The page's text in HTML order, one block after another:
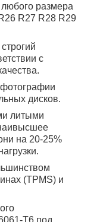
размера
R27 R28 R29
с
дисков.
литыми
на 20-25%
(TPMS) и
T6 под